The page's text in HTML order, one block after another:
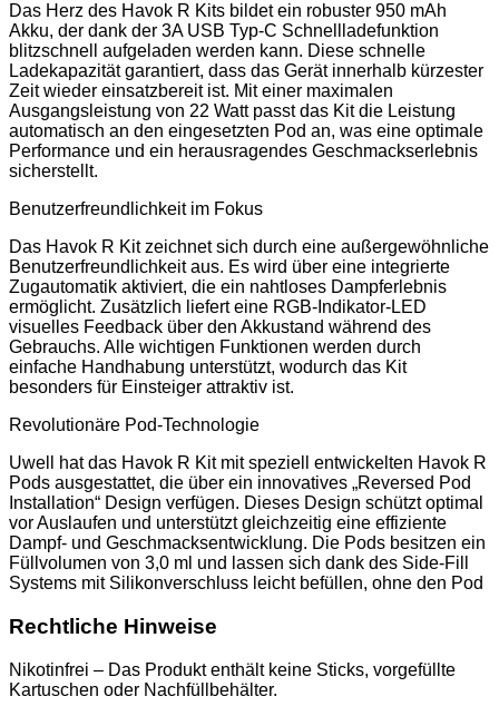
Das Herz des Havok R Kits bildet ein robuster 950 mAh
Akku, der dank der 3A USB Typ-C Schnellladefunktion
blitzschnell aufgeladen werden kann. Diese schnelle
Ladekapazität garantiert, dass das Gerät innerhalb kürzester
Zeit wieder einsatzbereit ist. Mit einer maximalen
Ausgangsleistung von 22 Watt passt das Kit die Leistung
automatisch an den eingesetzten Pod an, was eine optimale
Performance und ein herausragendes Geschmackserlebnis
sicherstellt.
Benutzerfreundlichkeit im Fokus
Das Havok R Kit zeichnet sich durch eine außergewöhnliche
Benutzerfreundlichkeit aus. Es wird über eine integrierte
Zugautomatik aktiviert, die ein nahtloses Dampferlebnis
ermöglicht. Zusätzlich liefert eine RGB-Indikator-LED
visuelles Feedback über den Akkustand während des
Gebrauchs. Alle wichtigen Funktionen werden durch
einfache Handhabung unterstützt, wodurch das Kit
besonders für Einsteiger attraktiv ist.
Revolutionäre Pod-Technologie
Uwell hat das Havok R Kit mit speziell entwickelten Havok R
Pods ausgestattet, die über ein innovatives „Reversed Pod
Installation“ Design verfügen. Dieses Design schützt optimal
vor Auslaufen und unterstützt gleichzeitig eine effiziente
Dampf- und Geschmacksentwicklung. Die Pods besitzen ein
Füllvolumen von 3,0 ml und lassen sich dank des Side-Fill
Systems mit Silikonverschluss leicht befüllen, ohne den Pod
Rechtliche Hinweise
Nikotinfrei – Das Produkt enthält keine Sticks, vorgefüllte
Kartuschen oder Nachfüllbehälter.